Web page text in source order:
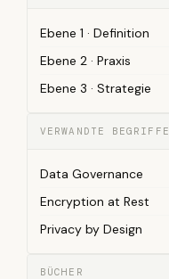
Ebene 1 · Definition
Ebene 2 · Praxis
Ebene 3 · Strategie
VERWANDTE BEGRIFFE
Data Governance
Encryption at Rest
Privacy by Design
BÜCHER